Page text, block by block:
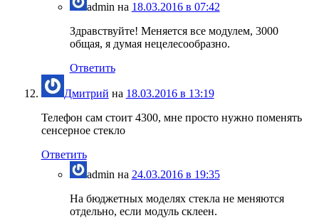
admin на 18.03.2016 в 07:42
Здравствуйте! Меняется все модулем, 3000
общая, я думая нецелесообразно.
Ответить
Дмитрий на 18.03.2016 в 13:19
Телефон сам стоит 4300, мне просто нужно поменять
сенсерное стекло
Ответить
admin на 24.03.2016 в 19:35
На бюджетных моделях стекла не меняются
отдельно, если модуль склеен.